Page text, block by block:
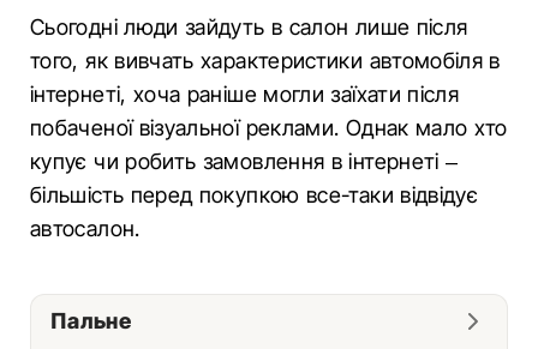
Сьогодні люди зайдуть в салон лише після
того, як вивчать характеристики автомобіля в
інтернеті, хоча раніше могли заїхати після
побаченої візуальної реклами. Однак мало хто
купує чи робить замовлення в інтернеті –
більшість перед покупкою все-таки відвідує
автосалон.
Пальне